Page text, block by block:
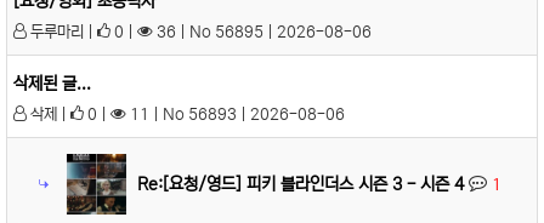
두루마리 | 0 | 36 | No 56895 | 2026-08-06
삭제된 글...
삭제 | 0 | 11 | No 56893 | 2026-08-06
Re:[요청/영드] 피키 블라인더스 시즌 3 - 시즌 4 1